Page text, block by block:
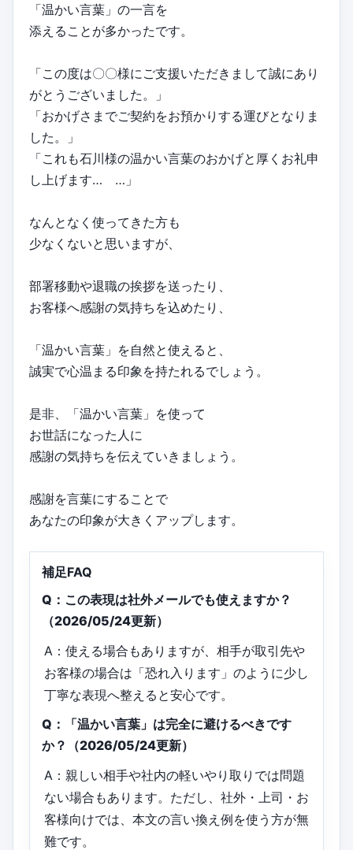
「温かい言葉」の一言を
添えることが多かったです。
「この度は〇〇様にご支援いただきまして誠にあり
がとうございました。」
「おかげさまでご契約をお預かりする運びとなりま
した。」
「これも石川様の温かい言葉のおかげと厚くお礼申
し上げます… …」
なんとなく使ってきた方も
少なくないと思いますが、
部署移動や退職の挨拶を送ったり、
お客様へ感謝の気持ちを込めたり、
「温かい言葉」を自然と使えると、
誠実で心温まる印象を持たれるでしょう。
是非、「温かい言葉」を使って
お世話になった人に
感謝の気持ちを伝えていきましょう。
感謝を言葉にすることで
あなたの印象が大きくアップします。
補足FAQ
Q：この表現は社外メールでも使えますか？
（2026/05/24更新）
A：使える場合もありますが、相手が取引先や
お客様の場合は「恐れ入ります」のように少し
丁寧な表現へ整えると安心です。
Q：「温かい言葉」は完全に避けるべきです
か？（2026/05/24更新）
A：親しい相手や社内の軽いやり取りでは問題
ない場合もあります。ただし、社外・上司・お
客様向けでは、本文の言い換え例を使う方が無
難です。